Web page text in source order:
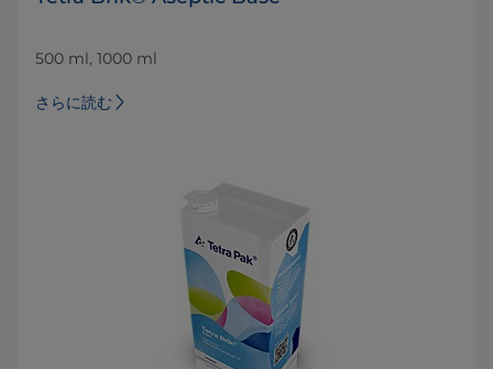
500 ml, 1000 ml
さらに読む